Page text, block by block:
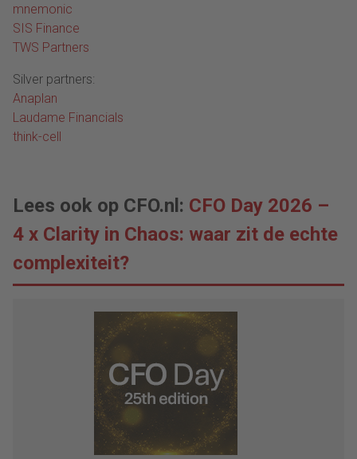
mnemonic
SIS Finance
TWS Partners
Silver partners:
Anaplan
Laudame Financials
think-cell
Lees ook op CFO.nl: CFO Day 2026 –
4 x Clarity in Chaos: waar zit de echte
complexiteit?